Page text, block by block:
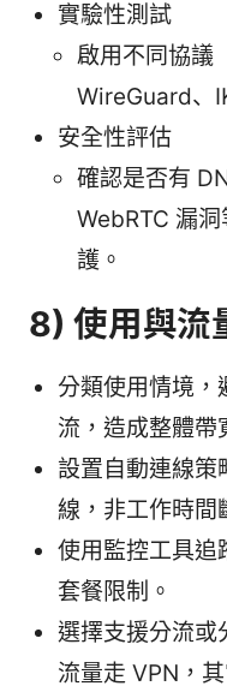
實驗性測試
啟用不同協議
WireGuard、
安全性評估
確認是否有
WebRTC 漏
護。
8) 使用與流
分類使用情境，
流，造成整體帶
設置自動連線策
線，非工作時間
使用監控工具追
套餐限制。
選擇支援分流或
流量走 VPN，